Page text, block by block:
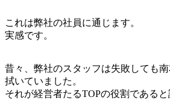
これは弊社の社員に通じます。
実感です。
昔々、弊社のスタッフは失敗しても
拭いていました。
それが経営者たるTOPの役割である